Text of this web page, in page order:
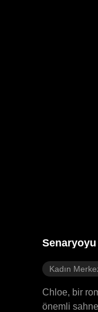
Senaryoyu
Kadın
Chloe, bir
önemli